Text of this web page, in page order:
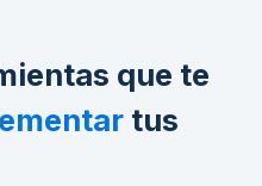
que te
tus